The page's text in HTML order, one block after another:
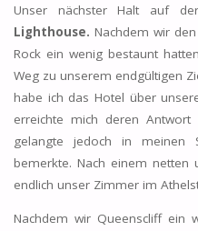
Unser nächster Halt auf
Lighthouse. Nachdem wir
Rock ein wenig bestaunt
Weg zu unserem endgültigen
habe ich das Hotel über
erreichte mich deren
gelangte jedoch in meinen
bemerkte. Nach einem
endlich unser Zimmer im
Nachdem wir Queenscliff ein